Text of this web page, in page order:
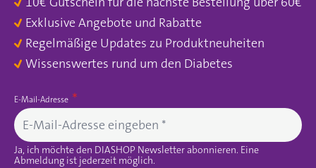
Exklusive Angebote und Rabatte
Regelmäßige Updates zu Produktneuheiten
Wissenswertes rund um den Diabetes
E-Mail-Adresse
Ja, ich möchte den DIASHOP Newsletter abonnieren. Eine
Abmeldung ist jederzeit möglich.